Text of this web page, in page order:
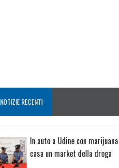
NOTIZIE RECENTI
In auto a Udine con
casa un market della droga